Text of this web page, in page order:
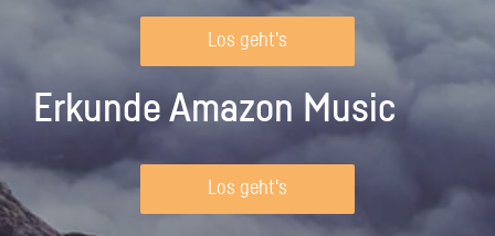
Los geht's
Erkunde Amazon Music
Los geht's